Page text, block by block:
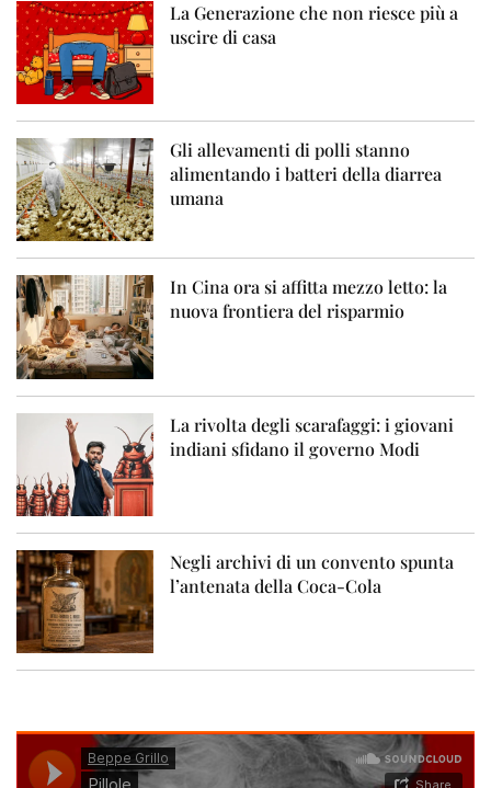
La Generazione che non riesce più a
uscire di casa
Gli allevamenti di polli stanno
alimentando i batteri della diarrea
umana
In Cina ora si affitta mezzo letto: la
nuova frontiera del risparmio
La rivolta degli scarafaggi: i giovani
indiani sfidano il governo Modi
Negli archivi di un convento spunta
l’antenata della Coca-Cola